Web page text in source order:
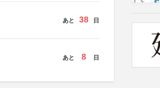
あと 38 日
あと 8 日